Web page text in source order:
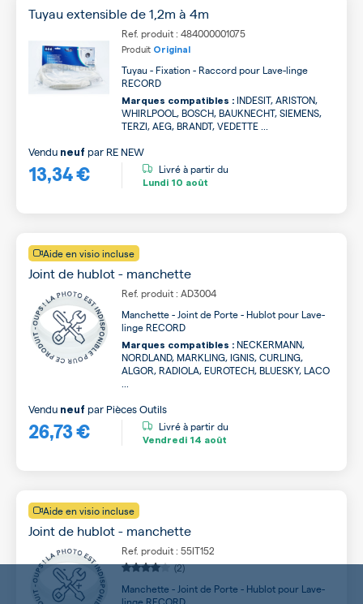
Tuyau extensible de 1,2m à 4m
Ref. produit : 484000001075
Produit Original
Tuyau - Fixation - Raccord pour Lave-linge
RECORD
Marques compatibles : INDESIT, ARISTON,
WHIRLPOOL, BOSCH, BAUKNECHT, SIEMENS,
TERZI, AEG, BRANDT, VEDETTE ...
13,34 €
Vendu neuf par RE NEW
Livré à partir du
Lundi 10 août
Aide en visio incluse
Joint de hublot - manchette
Ref. produit : AD3004
Manchette - Joint de Porte - Hublot pour Lave-
linge RECORD
Marques compatibles : NECKERMANN,
NORDLAND, MARKLING, IGNIS, CURLING,
ALGOR, RADIOLA, EUROTECH, BLUESKY, LACO
26,73 €
Vendu neuf par Pièces Outils
Livré à partir du
Vendredi 14 août
Aide en visio incluse
Joint de hublot - manchette
Ref. produit : 55IT152
(2)
Manchette - Joint de Porte - Hublot pour Lave-